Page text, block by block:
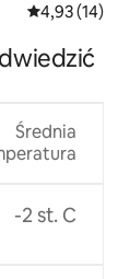
Średnia
4,93 (14)
Średnia
-2 st. C